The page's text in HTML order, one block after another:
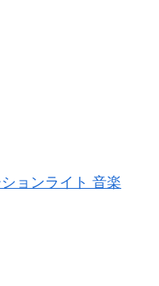
ョンライト 音楽